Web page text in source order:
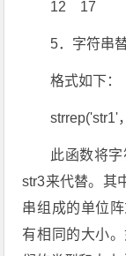
12 17
5．字符串
格式如下：
strrep('str1'
此函数将
str3来代替。其
串组成的单位
有相同的大小